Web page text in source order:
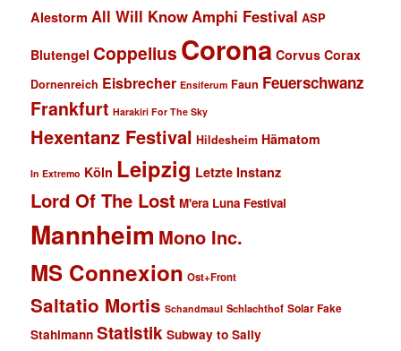
Alestorm All Will KnowAmphi Festival ASP
Blutengel Coppelius Corona Corvus Corax
Dornenreich Eisbrecher Ensiferum Faun Feuerschwanz
Frankfurt Harakiri For The Sky
Hexentanz Festival Hildesheim Hämatom
In Extremo Köln Leipzig Letzte Instanz
Lord Of The Lost M'era Luna Festival
Mannheim Mono Inc.
MS Connexion Ost+Front
Saltatio Mortis Schandmaul Schlachthof Solar Fake
Stahlmann Statistik Subway to Sally